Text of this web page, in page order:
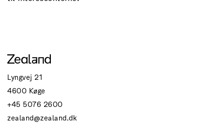
Lyngvej 21
4600 Køge
+45 5076 2600
zealand@zealand.dk